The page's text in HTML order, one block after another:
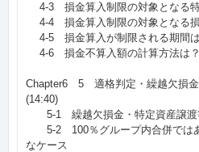
4-3 損金算入制限の対象となる特
4-4 損金算入制限の対象となる損
4-5 損金算入が制限される期間
4-6 損金不算入額の計算方法は？
Chapter6 5 適格判定・繰越欠損金
(14:40)
5-1 繰越欠損金・特定資産譲渡
5-2 100％グループ内合併では
なケース